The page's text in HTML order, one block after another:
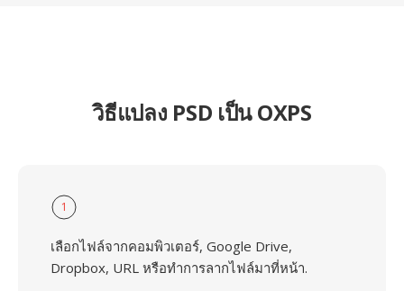
วิธีแปลง PSD เป็น OXPS
1
เลือกไฟล์จากคอมพิวเตอร์, Google Drive,
Dropbox, URL หรือทำการลากไฟล์มาที่หน้า.